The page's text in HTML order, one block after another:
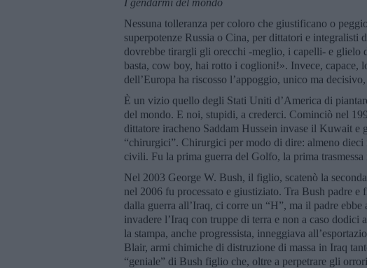
Nessuna tolleranza per coloro che giustificano o
superpotenze Russia o Cina, per dittatori e
dovrebbe tirargli gli orecchi -meglio, i capelli- e glielo
basta, cow boy, hai rotto i coglioni!». Invece, capace,
dell’Europa ha riscosso l’appoggio, unico ma
È un vizio quello degli Stati Uniti d’America di
del mondo. E noi, stupidi, a crederci. Cominciò nel
dittatore iracheno Saddam Hussein invase il Kuwait
“chirurgici”. Chirurgici per modo di dire: almeno
civili. Fu la prima guerra del Golfo, la prima
Nel 2003 George W. Bush, il figlio, scatenò la
nel 2006 fu processato e giustiziato. Tra Bush padre
dalla guerra all’Iraq, ci corre un “H”, ma il padre
invadere l’Iraq con truppe di terra e non a caso
la stampa, anche progressista, inneggiava
Blair, armi chimiche di distruzione di massa in Iraq
“geniale” di Bush figlio che, oltre a perpetrare gli